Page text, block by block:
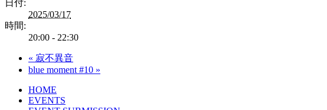
日付:
2025/03/17
時間:
20:00 - 22:30
« 寂不異音
blue moment #10 »
HOME
EVENTS